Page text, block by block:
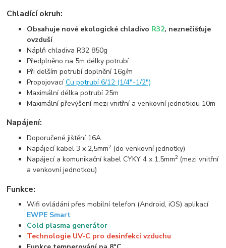
Chladící okruh:
Obsahuje nové ekologické chladivo R32, neznečišťuje
ovzduší
Náplň chladiva R32 850g
Předplněno na 5m délky potrubí
Při delším potrubí doplnění 16g/m
PropojovacíCu potrubí 6/12 (1/4"-1/2")
Maximální délka potrubí 25m
Maximální převýšení mezi vnitřní a venkovní jednotkou 10m
Napájení:
Doporučené jištění 16A
Napájecí kabel 3 x 2,5mm2 (do venkovní jednotky)
Napájecí a komunikační kabel CYKY 4 x 1,5mm2 (mezi vnitřní
a venkovní jednotkou)
Funkce:
Wifi ovládání přes mobilní telefon (Android, iOS) aplikací
EWPE Smart
Cold plasma generátor
Technologie UV-C pro desinfekci vzduchu